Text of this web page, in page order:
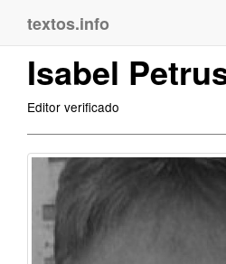
textos.info
Isabel
Editor verificado